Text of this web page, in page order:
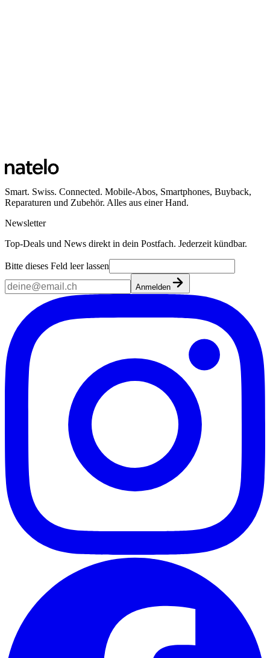
Smart. Swiss. Connected. Mobile-Abos, Smartphones, Buyback,
Reparaturen und Zubehör. Alles aus einer Hand.
Newsletter
Top-Deals und News direkt in dein Postfach. Jederzeit kündbar.
Bitte dieses Feld leer lassen
Anmelden